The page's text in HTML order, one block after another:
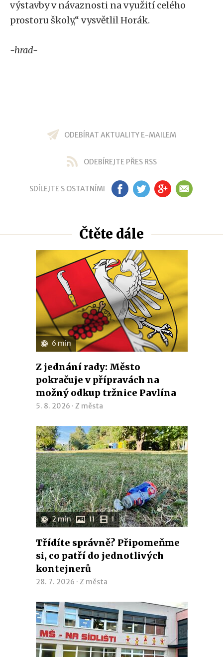
výstavby v návaznosti na využití celého
prostoru školy,“ vysvětlil Horák.
-hrad-
ODEBÍRAT AKTUALITY E-MAILEM
ODEBÍREJTE PŘES RSS
SDÍLEJTE S OSTATNÍMI FB TW GP EM
Čtěte dále
6 min
Z jednání rady: Město
pokračuje v přípravách na
možný odkup tržnice Pavlína
5. 8. 2026 · Z města
2 min 11 1
Třídíte správně? Připomeňme
si, co patří do jednotlivých
kontejnerů
28. 7. 2026 · Z města